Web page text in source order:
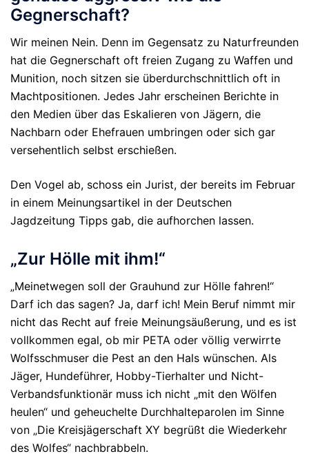
Gegnerschaft?
Wir meinen Nein. Denn im Gegensatz zu Naturfreunden
hat die Gegnerschaft oft freien Zugang zu Waffen und
Munition, noch sitzen sie überdurchschnittlich oft in
Machtpositionen. Jedes Jahr erscheinen Berichte in
den Medien über das Eskalieren von Jägern, die
Nachbarn oder Ehefrauen umbringen oder sich gar
versehentlich selbst erschießen.
Den Vogel ab, schoss ein Jurist, der bereits im Februar
in einem Meinungsartikel in der Deutschen
Jagdzeitung Tipps gab, die aufhorchen lassen.
„Zur Hölle mit ihm!“
„Meinetwegen soll der Grauhund zur Hölle fahren!“
Darf ich das sagen? Ja, darf ich! Mein Beruf nimmt mir
nicht das Recht auf freie Meinungsäußerung, und es ist
vollkommen egal, ob mir PETA oder völlig verwirrte
Wolfsschmuser die Pest an den Hals wünschen. Als
Jäger, Hundeführer, Hobby-Tierhalter und Nicht-
Verbandsfunktionär muss ich nicht „mit den Wölfen
heulen“ und geheuchelte Durchhalteparolen im Sinne
von „Die Kreisjägerschaft XY begrüßt die Wiederkehr
des Wolfes“ nachbrabbeln.